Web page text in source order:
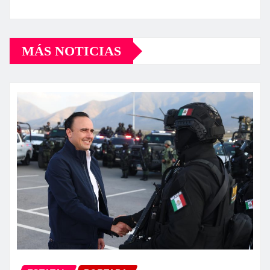
MÁS NOTICIAS